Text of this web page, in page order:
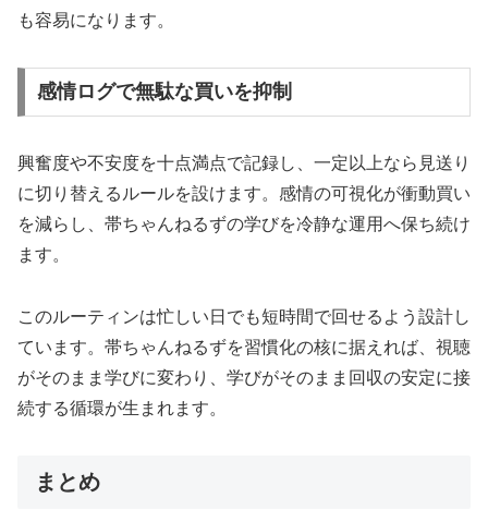
も容易になります。
感情ログで無駄な買いを抑制
興奮度や不安度を十点満点で記録し、一定以上なら見送り
に切り替えるルールを設けます。感情の可視化が衝動買い
を減らし、帯ちゃんねるずの学びを冷静な運用へ保ち続け
ます。
このルーティンは忙しい日でも短時間で回せるよう設計し
ています。帯ちゃんねるずを習慣化の核に据えれば、視聴
がそのまま学びに変わり、学びがそのまま回収の安定に接
続する循環が生まれます。
まとめ